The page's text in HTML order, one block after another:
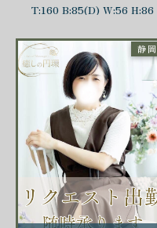
T:160 B:85(D) W:56 H:86
静岡